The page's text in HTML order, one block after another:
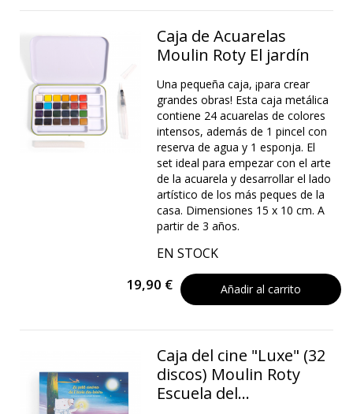
Caja de Acuarelas
Moulin Roty El jardín
Una pequeña caja, ¡para crear
grandes obras! Esta caja metálica
contiene 24 acuarelas de colores
intensos, además de 1 pincel con
reserva de agua y 1 esponja. El
set ideal para empezar con el arte
de la acuarela y desarrollar el lado
artístico de los más peques de la
casa. Dimensiones 15 x 10 cm. A
partir de 3 años.
EN STOCK
19,90 € Añadir al carrito
Caja del cine "Luxe" (32
discos) Moulin Roty
Escuela del...